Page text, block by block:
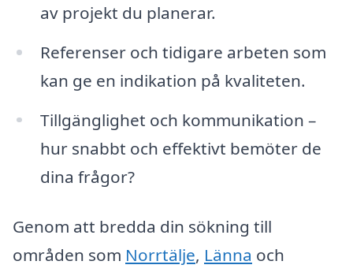
av projekt du planerar.
Referenser och tidigare arbeten som
kan ge en indikation på kvaliteten.
Tillgänglighet och kommunikation –
hur snabbt och effektivt bemöter de
dina frågor?
Genom att bredda din sökning till
områden som Norrtälje, Länna och